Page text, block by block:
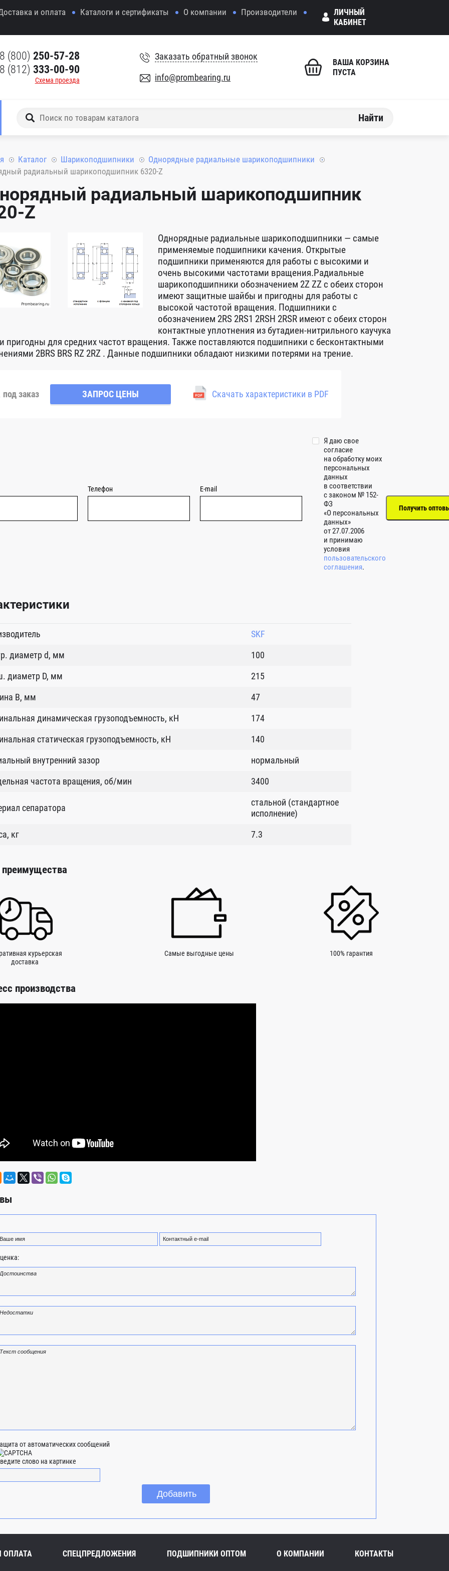
и оплата Каталоги и сертификаты О компании
Производители
ЛИЧНЫЙ
КАБИНЕТ
8 (800) 250-57-28
8 (812) 333-00-90
Схема проезда
Заказать обратный звонок
info@prombearing.ru
ВАША КОРЗИНА
ПУСТА
Найти
Каталог Шарикоподшипники
Однорядные радиальные шарикоподшипники
радиальный шарикоподшипник 6320-Z
радиальный шарикоподшипник
Z
Однорядные радиальные шарикоподшипники — самые
применяемые подшипники качения. Открытые
подшипники применяются для работы с высокими и
очень высокими частотами вращения.Радиальные
шарикоподшипники обозначением 2Z ZZ с обеих сторон
имеют защитные шайбы и пригодны для работы с
высокой частотой вращения. Подшипники с
обозначением 2RS 2RS1 2RSH 2RSR имеют с обеих сторон
контактные уплотнения из бутадиен-нитрильного каучука
пригодны для средних частот вращения. Также поставляются подшипники с бесконтактными
2BRS BRS RZ 2RZ . Данные подшипники обладают низкими потерями на трение.
под заказ ЗАПРОС ЦЕНЫ Скачать характеристики в PDF
Телефон E-mail
Я даю свое
согласие
на обработку моих
персональных
данных
в соответствии
с законом № 152-
ФЗ
«О персональных
данных»
от 27.07.2006
и принимаю
условия
пользовательского
соглашения.
SKF
диаметр d, мм
100
диаметр D, мм
215
B, мм
47
динамическая грузоподъемность, кН
174
статическая грузоподъемность, кН
140
внутренний зазор
нормальный
частота вращения, об/мин
3400
сепаратора
стальной (стандартное
исполнение)
кг
7.3
курьерская
доставка
Самые выгодные цены 100% гарантия
производства
от автоматических сообщений
слово на картинке
ОПЛАТА СПЕЦПРЕДЛОЖЕНИЯ ПОДШИПНИКИ ОПТОМ О КОМПАНИИ КОНТАКТЫ